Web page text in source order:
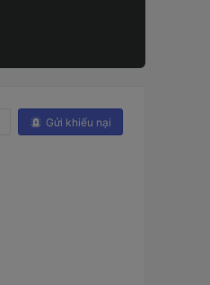
Gửi khiếu nại